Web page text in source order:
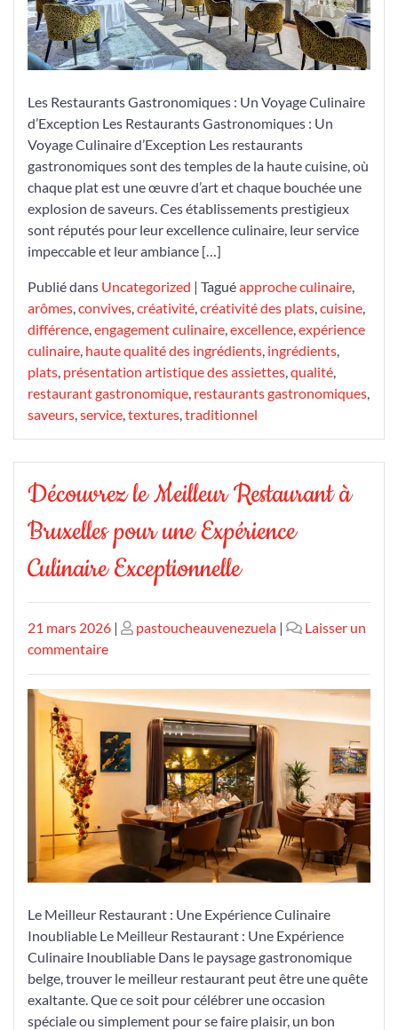
Les Restaurants Gastronomiques : Un Voyage Culinaire
d’Exception Les Restaurants Gastronomiques : Un
Voyage Culinaire d’Exception Les restaurants
gastronomiques sont des temples de la haute cuisine, où
chaque plat est une œuvre d’art et chaque bouchée une
explosion de saveurs. Ces établissements prestigieux
sont réputés pour leur excellence culinaire, leur service
impeccable et leur ambiance […]
Publié dans Uncategorized | Taguéapproche culinaire,
arômes,convives,créativité,créativité des plats,cuisine,
différence,engagement culinaire,excellence,expérience
culinaire, haute qualité des ingrédients, ingrédients,
plats, présentation artistique des assiettes,qualité,
restaurant gastronomique, restaurants gastronomiques,
saveurs,service,textures,traditionnel
Découvrez le Meilleur Restaurant à
Bruxelles pour une Expérience
Culinaire Exceptionnelle
Publié
le
21 mars 2026 | Publié
pastoucheauvenezuela |
Laisser un
commentairesur
le
Meilleur
Restaurant
à
Bruxelles
une
Expérience
Culinaire
Exceptionnelle
Le Meilleur Restaurant : Une Expérience Culinaire
Inoubliable Le Meilleur Restaurant : Une Expérience
Culinaire Inoubliable Dans le paysage gastronomique
belge, trouver le meilleur restaurant peut être une quête
exaltante. Que ce soit pour célébrer une occasion
spéciale ou simplement pour se faire plaisir, un bon